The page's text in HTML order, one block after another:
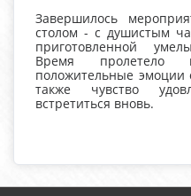
Завершилось
столом - с душистым
приготовленной
Время пролетело
положительные эмоции
также чувство
встретиться вновь.